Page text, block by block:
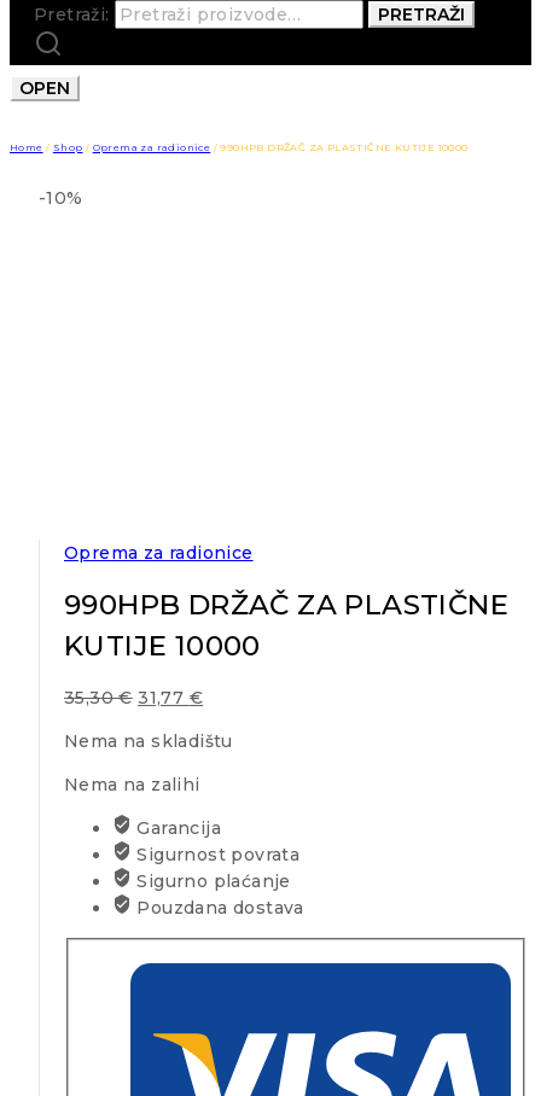
Pretraži: PRETRAŽI
OPEN
Home / Shop / Oprema za radionice / 990HPB DRŽAČ ZA PLASTIČNE KUTIJE 10000
-10%
Oprema za radionice
990HPB DRŽAČ ZA PLASTIČNE
KUTIJE 10000
35,30€ 31,77 €
Nema na skladištu
Nema na zalihi
Garancija
Sigurnost povrata
Sigurno plaćanje
Pouzdana dostava